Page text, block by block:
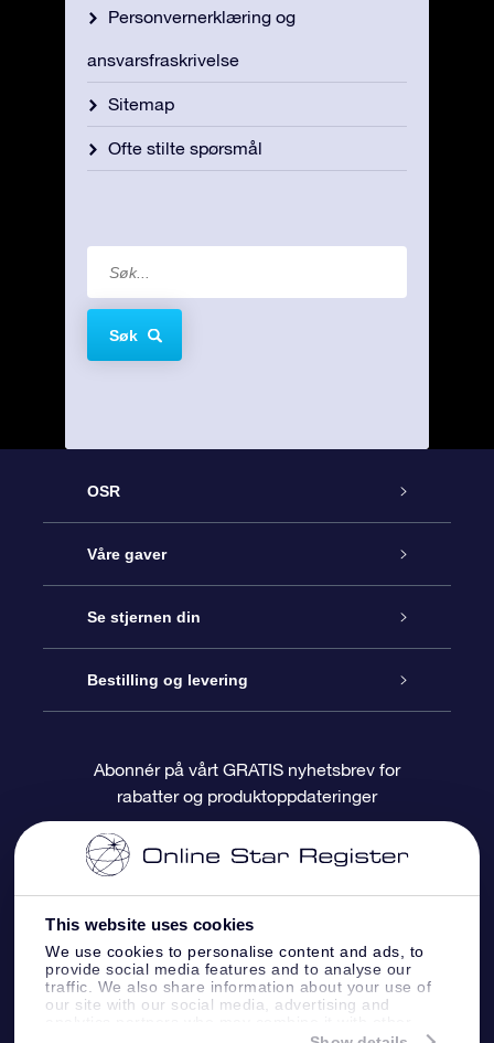
This website uses cookies
We use cookies to personalise content and ads, to
provide social media features and to analyse our
traffic. We also share information about your use of
our site with our social media, advertising and
information that you’ve provided to them or that
Personvernerklæring og
ansvarsfraskrivelse
Sitemap
Ofte stilte spørsmål
Søk
OSR
Kundeservice
Kontakt oss
Bloggen
Anmeldelser
Våre gaver
Online Stjernegave
OSR Gavepakke
OSR-gavekortet
Bedriftsgaver
Se stjernen din
Star Register
Pesontilpasset stjerneside
One Million Stars
OSR Starsaver
Fly me to the Stars VR-app
Bestilling og levering
Betalingsinformasjon
Fraktinformasjon
Returpolicy
Stjernebildene
Abonnér på vårt GRATIS nyhetsbrev for
rabatter og produktoppdateringer